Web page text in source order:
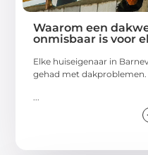
Waarom een
onmisbaar is voor
Elke huiseigenaar in
gehad met dakproblemen.